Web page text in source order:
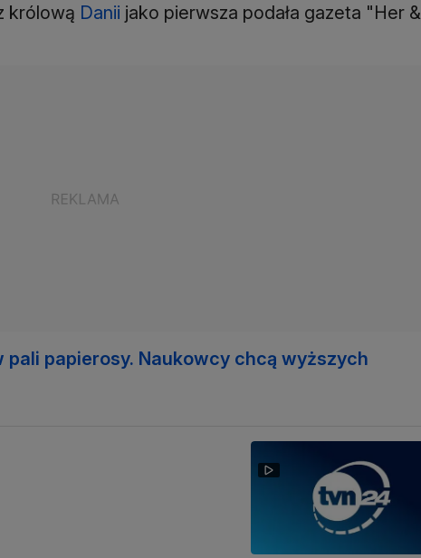
królową Danii jako pierwsza podała gazeta "Her &
pali papierosy. Naukowcy chcą wyższych